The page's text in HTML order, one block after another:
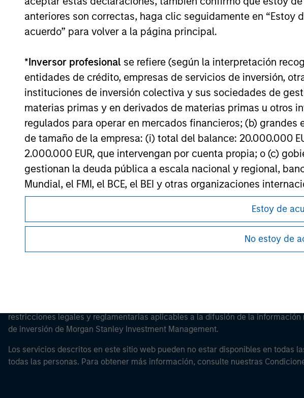
anteriores son correctas, haga clic seguidamente en “Estoy
acuerdo” para volver a la página principal.
*Inversor profesional se refiere (según la interpretación
entidades de crédito, empresas de servicios de inversión,
instituciones de inversión colectiva y sus sociedades de
materias primas y en derivados de materias primas u otros
regulados para operar en mercados financieros; (b)
de tamaño de la empresa: (i) total del balance: 20.000.000
2.000.000 EUR, que intervengan por cuenta propia; o (c)
gestionan la deuda pública a escala nacional y regional,
Mundial, el FMI, el BCE, el BEI y otras organizaciones
Tenga en cuenta que es posible que la definición de
desde el cual se accede al sitio web.
Estoy de
No estoy de
May not represent all Team Members.
purchase or sale would be unlawful under the securities,
All investing involves risks, including a loss of principal.
Please refer to the strategy detail page for important information
Morgan Stanley
Morgan Stanley Careers
restricciones legales y reglamentarias aplicables a la difusión de la información
de inversión de Morgan Stanley Investment Management.
Los servicios descritos en este sitio web pueden no estar disponibles en todas
todas las personas. Para obtener más información, consulte nuestras